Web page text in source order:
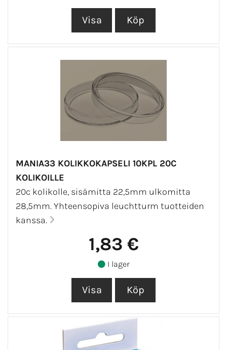
MANIA33 KOLIKKOKAPSELI 10KPL 20C
KOLIKOILLE
20c kolikolle, sisämitta 22,5mm ulkomitta
28,5mm. Yhteensopiva leuchtturm tuotteiden
kanssa.
1,83 €
I lager